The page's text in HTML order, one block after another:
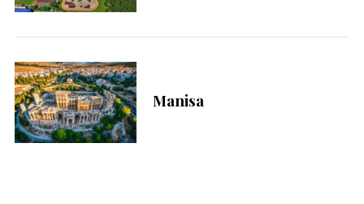
Manisa
: